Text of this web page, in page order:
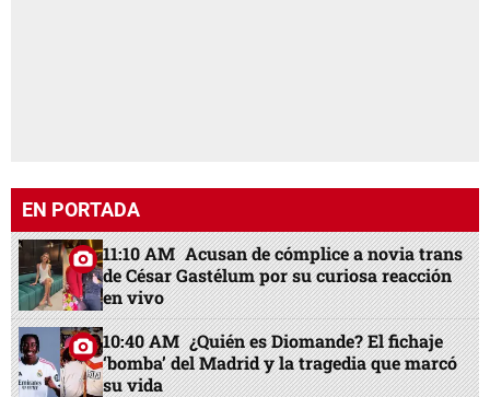
EN PORTADA
11:10 AM Acusan de cómplice a novia trans
de César Gastélum por su curiosa reacción
en vivo
10:40 AM ¿Quién es Diomande? El fichaje
‘bomba’ del Madrid y la tragedia que marcó
su vida